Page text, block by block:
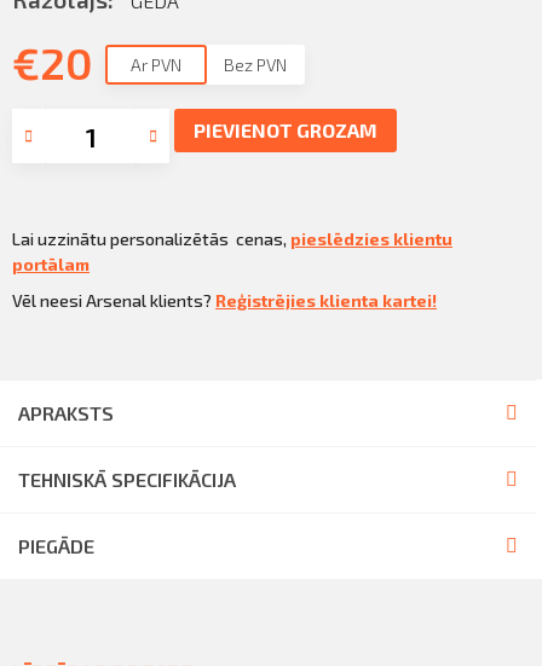
KLIENTU PORTĀLS
KĻŪT PAR KLIENTU
Iziet
€20 Ar PVN Bez PVN
PIEVIENOT GROZAM
Lai uzzinātu personalizētās cenas, pieslēdzies klientu
portālam
Vēl neesi Arsenal klients? Reģistrējies klienta kartei!
APRAKSTS
TEHNISKĀ SPECIFIKĀCIJA
PIEGĀDE